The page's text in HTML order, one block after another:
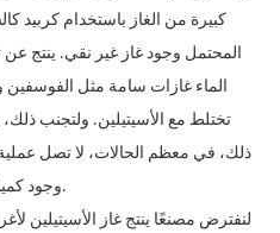
كبيرة من الغاز باستخدام كربيد
المحتمل وجود غاز غير نقي. ينتج عن
الماء غازات سامة مثل الفوسفين
تختلط مع الأسيتيلين. ولتجنب ذلك،
وجود كميات كبيرة من الغاز غير المرغوب فيه.
لنفترض مصنعًا ينتج غاز الأسيتيلين